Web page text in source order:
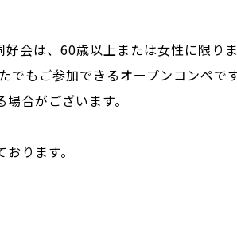
会は、60歳以上または女性に限りま
もご参加できるオープンコンペです
合がございます。
ります。